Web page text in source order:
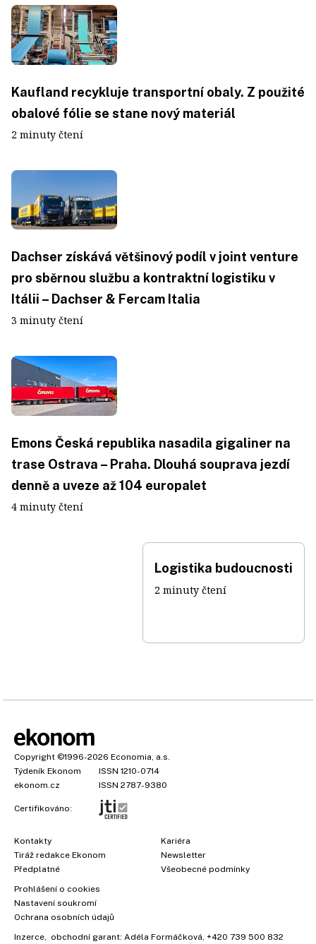
Kaufland recykluje transportní obaly. Z použité
obalové fólie se stane nový materiál
2 minuty čtení
Dachser získává většinový podíl v joint venture
pro sběrnou službu a kontraktní logistiku v
Itálii – Dachser & Fercam Italia
3 minuty čtení
Emons Česká republika nasadila gigaliner na
trase Ostrava – Praha. Dlouhá souprava jezdí
denně a uveze až 104 europalet
4 minuty čtení
Logistika budoucnosti
2 minuty čtení
Copyright ©1996-2026 Economia, a.s.
Týdeník Ekonom
ISSN 1210-0714
ekonom.cz
ISSN 2787-9380
Certifikováno:
Kontakty
Tiráž redakce Ekonom
Předplatné
Kariéra
Newsletter
Všeobecné podmínky
Prohlášení o cookies
Nastavení soukromí
Ochrana osobních údajů
Inzerce , obchodní garant: Adéla Formáčková +420 739 500 832